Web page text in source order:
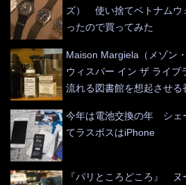
ズ） 使い捨てベトナム
ったので買ってみた
Maison Margiela（メゾン
ウィスパー イン ザ ライ
流れる図書館を想起させる
今年は電池交換の年 シェ
てラスボスはiPhone
『パリところどころ』 ヌ